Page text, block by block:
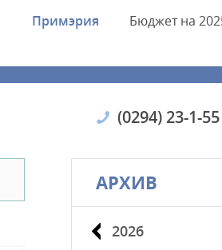
Примэрия Бюджетна
(0294) 23-1-55
АРХИВ
2026